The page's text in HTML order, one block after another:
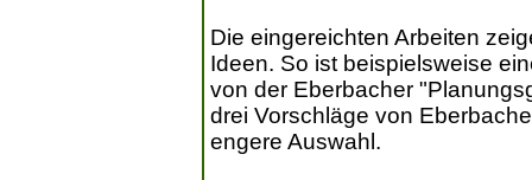
Die eingereichten Arbeiten
Ideen. So ist beispielsweise
von der Eberbacher
drei Vorschläge von
engere Auswahl.